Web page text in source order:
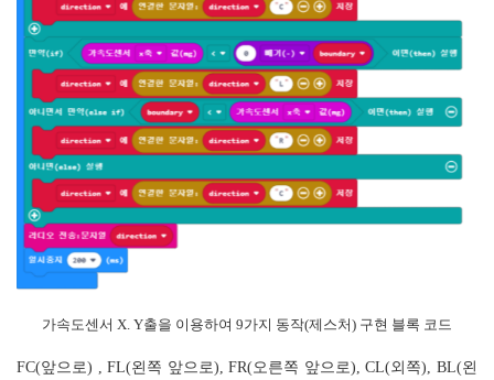
가속도센서 X. Y출을 이용하여 9가지 동작(제스처) 구현 블록 코드
FC(앞으로) , FL(왼쪽 앞으로), FR(오른쪽 앞으로), CL(외쪽), BL(왼